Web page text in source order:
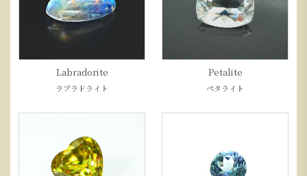
Labradorite
ラブラドライト
Petalite
ペタライト